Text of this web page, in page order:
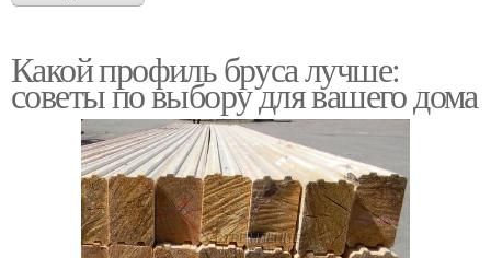
Какой профиль бруса лучше:
советы по выбору для вашего дома